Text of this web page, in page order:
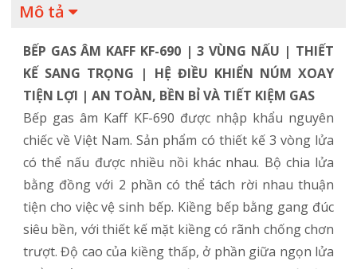
Mô tả
BẾP GAS ÂM KAFF KF-690 | 3 VÙNG NẤU | THIẾT
KẾ SANG TRỌNG | HỆ ĐIỀU KHIỂN NÚM XOAY
TIỆN LỢI | AN TOÀN, BỀN BỈ VÀ TIẾT KIỆM GAS
Bếp gas âm Kaff KF-690 được nhập khẩu nguyên
chiếc về Việt Nam. Sản phẩm có thiết kế 3 vòng lửa
có thể nấu được nhiều nồi khác nhau. Bộ chia lửa
bằng đồng với 2 phần có thể tách rời nhau thuận
tiện cho việc vệ sinh bếp. Kiềng bếp bằng gang đúc
siêu bền, với thiết kế mặt kiềng có rãnh chống chơn
trượt. Độ cao của kiềng thấp, ở phần giữa ngọn lửa